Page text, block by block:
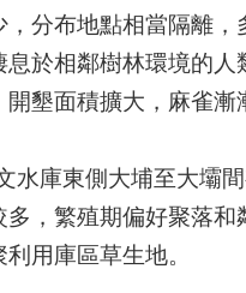
，分布地點相當隔離
息於相鄰樹林環境的人
開墾面積擴大，麻雀漸
水庫東側大埔至大壩
多，繁殖期偏好聚落
利用庫區草生地。